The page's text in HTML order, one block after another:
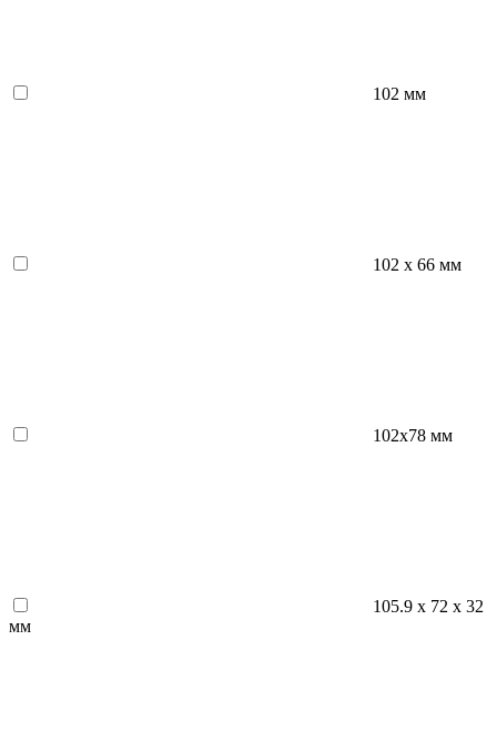
102 мм
102 х 66 мм
102x78 мм
105.9 х 72 х 32
мм